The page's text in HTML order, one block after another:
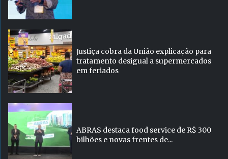
Justiça cobra da União explicação para
tratamento desigual a supermercados
em feriados
ABRAS destaca food service de R$ 300
bilhões e novas frentes de...